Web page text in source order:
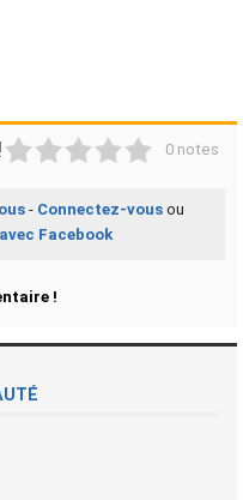
0 notes
- Connectez-vousou
Facebook
!